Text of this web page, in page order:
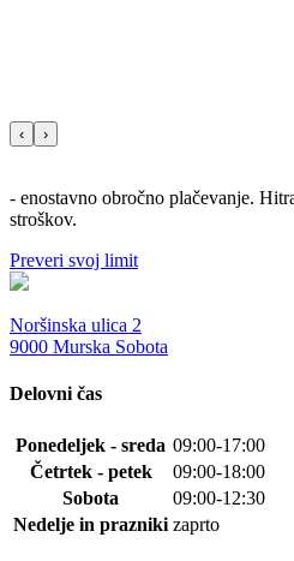
‹ ›
- enostavno obročno plačevanje.
stroškov.
Preveri svoj limit
Noršinska ulica 2
9000 Murska Sobota
Delovni čas
Ponedeljek - sreda 09:00-17:00
Četrtek - petek
09:00-18:00
Sobota
09:00-12:30
Nedelje in prazniki zaprto